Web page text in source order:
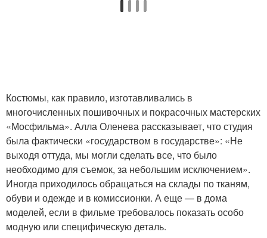
Костюмы, как правило, изготавливались в
многочисленных пошивочных и покрасочных мастерских
«Мосфильма». Алла Оленева рассказывает, что студия
была фактически «государством в государстве»: «Не
выходя оттуда, мы могли сделать все, что было
необходимо для съемок, за небольшим исключением».
Иногда приходилось обращаться на склады по тканям,
обуви и одежде и в комиссионки. А еще — в дома
моделей, если в фильме требовалось показать особо
модную или специфическую деталь.